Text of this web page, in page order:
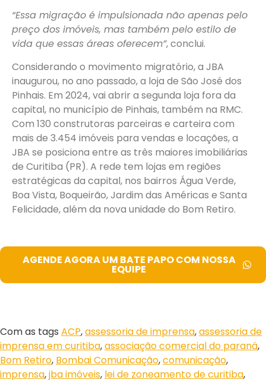
“Essa migração é impulsionada não apenas pelo
preço dos imóveis, mas também pelo estilo de
vida que essas áreas oferecem”, conclui.
Considerando o movimento migratório, a JBA
inaugurou, no ano passado, a loja de São José dos
Pinhais. Em 2024, vai abrir a segunda loja fora da
capital, no município de Pinhais, também na RMC.
Com 130 construtoras parceiras e carteira com
mais de 3.454 imóveis para vendas e locações, a
JBA se posiciona entre as três maiores imobiliárias
de Curitiba (PR). A rede tem lojas em regiões
estratégicas da capital, nos bairros Água Verde,
Boa Vista, Boqueirão, Jardim das Américas e Santa
Felicidade, além da nova unidade do Bom Retiro.
AGENDE AGORA UM BATE PAPO COM NOSSA
EQUIPE
Com as tags ACP,assessoria de imprensa,assessoria de
imprensa em curitiba,associação comercial do paraná,
Bom Retiro, Bombai Comunicação,comunicação,
imprensa,jba imóveis, lei de zoneamento de curitiba,